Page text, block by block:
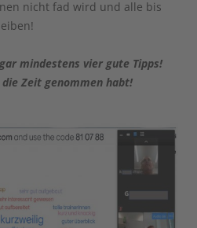
nicht fad wird und alle bis
mindestens vier gute Tipps!
Zeit genommen habt!